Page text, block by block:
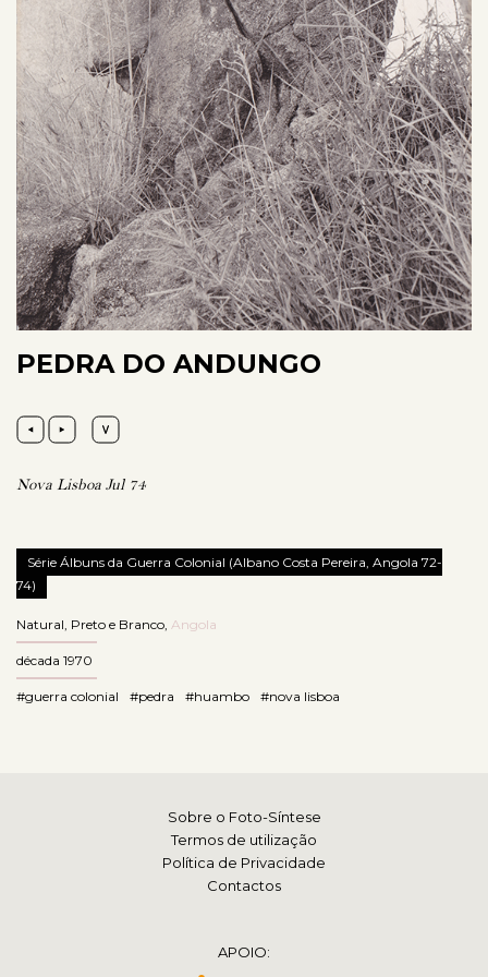
PEDRA DO ANDUNGO
Nova Lisboa Jul 74
Série Álbuns da Guerra Colonial (Albano Costa Pereira, Angola 72-
74)
Natural, Preto e Branco, Angola
década 1970
#guerra colonial #pedra #huambo #nova lisboa
Sobre o Foto-Síntese
Termos de utilização
Política de Privacidade
Contactos
APOIO: